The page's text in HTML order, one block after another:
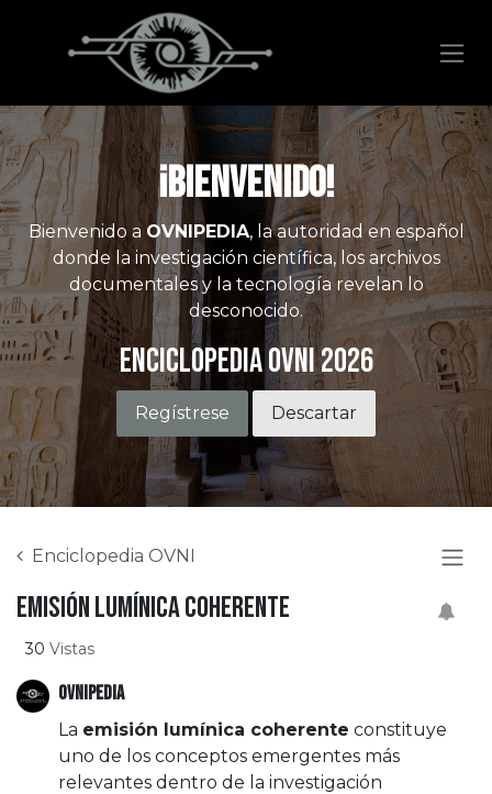
¡Bienvenido!
Bienvenido a OVNIPEDIA, la autoridad en español
donde la investigación científica, los archivos
documentales y la tecnología revelan lo
desconocido.
Enciclopedia OVNI 2026
Regístrese Descartar
Enciclopedia OVNI
Emisión lumínica coherente
30 Vistas
OVNIPEDIA
La emisión lumínica coherente constituye
uno de los conceptos emergentes más
relevantes dentro de la investigación